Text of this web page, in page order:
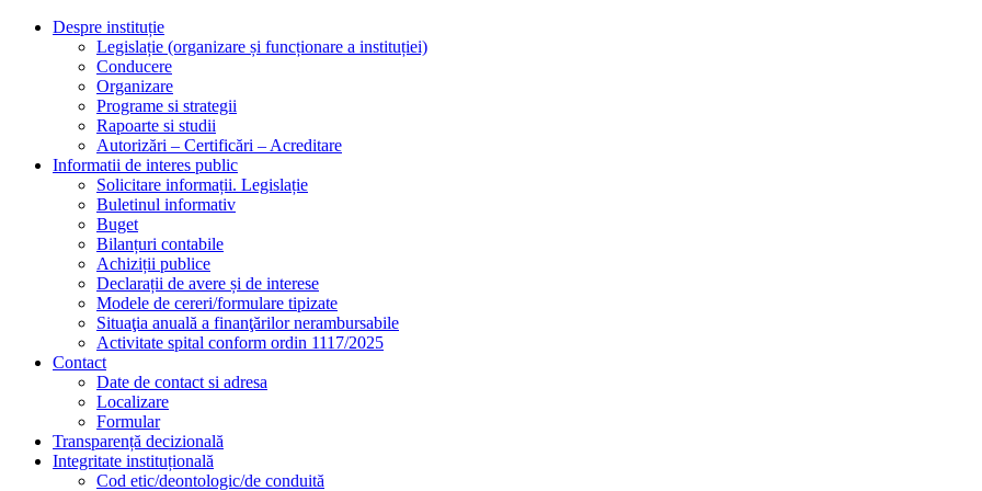
Despre instituție
Legislație (organizare și funcționare a instituției)
Conducere
Organizare
Programe si strategii
Rapoarte si studii
Autorizări – Certificări – Acreditare
Informatii de interes public
Solicitare informații. Legislație
Buletinul informativ
Buget
Bilanțuri contabile
Achiziții publice
Declarații de avere și de interese
Modele de cereri/formulare tipizate
Situaţia anuală a finanţărilor nerambursabile
Activitate spital conform ordin 1117/2025
Contact
Date de contact si adresa
Localizare
Formular
Transparență decizională
Integritate instituțională
Cod etic/deontologic/de conduită